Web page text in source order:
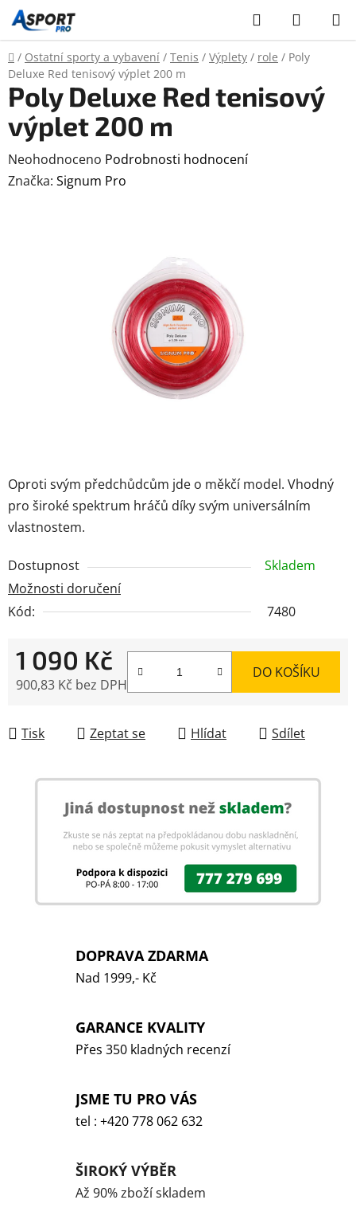
Přejít
na
obsah
Hledat
KOŠÍK
Domů
/ Ostatní sporty a vybavení / Tenis / Výplety / role / Poly
Deluxe Red tenisový výplet 200 m
Oproti svým předchůdcům jde o měkčí model. Vhodný
pro široké spektrum hráčů díky svým universálním
vlastnostem.
Dostupnost
Skladem
Možnosti doručení
Kód:
7480
1 090 Kč
900,83 Kč bez DPH
DO KOŠÍKU
Tisk Zeptat se Hlídat Sdílet
Poly Deluxe Red tenisový
výplet 200 m
Průměrné
hodnocení
Neohodnoceno Podrobnosti hodnocení
Značka: Signum Pro
DOPRAVA ZDARMA
Nad 1999,- Kč
GARANCE KVALITY
Přes 350 kladných recenzí
JSME TU PRO VÁS
tel : +420 778 062 632
ŠIROKÝ VÝBĚR
Až 90% zboží skladem